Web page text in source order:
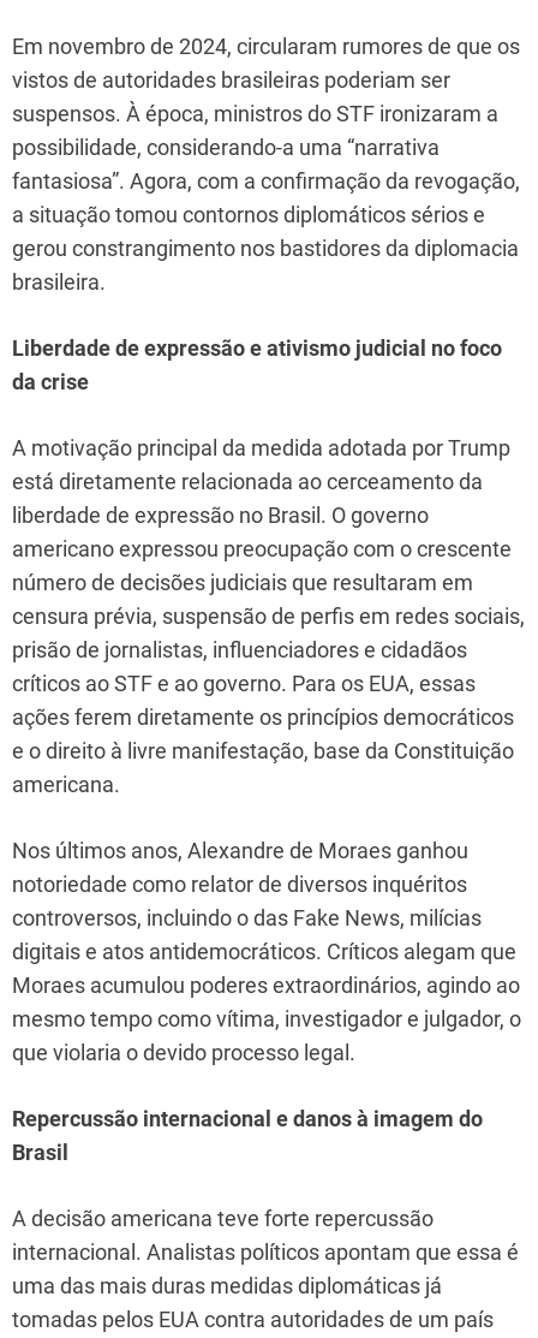
Em novembro de 2024, circularam rumores de que os
vistos de autoridades brasileiras poderiam ser
suspensos. À época, ministros do STF ironizaram a
possibilidade, considerando-a uma “narrativa
fantasiosa”. Agora, com a confirmação da revogação,
a situação tomou contornos diplomáticos sérios e
gerou constrangimento nos bastidores da diplomacia
brasileira.
Liberdade de expressão e ativismo judicial no foco
da crise
A motivação principal da medida adotada por Trump
está diretamente relacionada ao cerceamento da
liberdade de expressão no Brasil. O governo
americano expressou preocupação com o crescente
número de decisões judiciais que resultaram em
censura prévia, suspensão de perfis em redes sociais,
prisão de jornalistas, influenciadores e cidadãos
críticos ao STF e ao governo. Para os EUA, essas
ações ferem diretamente os princípios democráticos
e o direito à livre manifestação, base da Constituição
americana.
Nos últimos anos, Alexandre de Moraes ganhou
notoriedade como relator de diversos inquéritos
controversos, incluindo o das Fake News, milícias
digitais e atos antidemocráticos. Críticos alegam que
Moraes acumulou poderes extraordinários, agindo ao
mesmo tempo como vítima, investigador e julgador, o
que violaria o devido processo legal.
Repercussão internacional e danos à imagem do
Brasil
A decisão americana teve forte repercussão
internacional. Analistas políticos apontam que essa é
uma das mais duras medidas diplomáticas já
tomadas pelos EUA contra autoridades de um país